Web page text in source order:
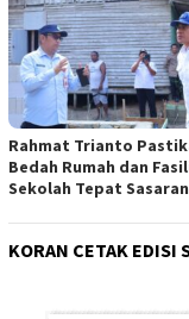
Rahmat Trianto
Bedah Rumah dan
Sekolah Tepat Sasaran
KORAN CETAK EDISI